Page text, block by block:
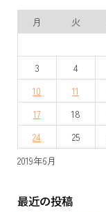
2019年6月
月 火
3
4
10
11
17
18
24
25
最近の投稿